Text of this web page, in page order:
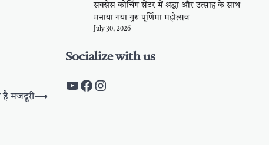
है मजदूरी⟶
सक्सेस कोचिंग सेंटर में श्रद्धा और उत्साह के साथ
मनाया गया गुरु पूर्णिमा महोत्सव
July 30, 2026
Socialize with us
https://www.youtube.com/c/
https://www.facebook.com/
Instagram